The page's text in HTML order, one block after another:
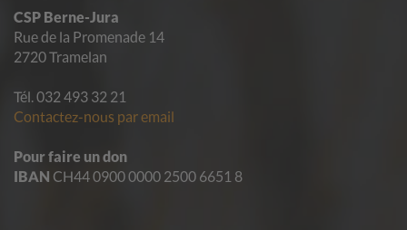
CSP Berne-Jura
Rue de la Promenade 14
2720 Tramelan
Tél. 032 493 32 21
Contactez-nous par email
Pour faire un don
IBAN CH44 0900 0000 2500 6651 8